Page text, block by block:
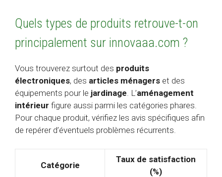
Quels types de produits retrouve-t-on
principalement sur innovaaa.com ?
Vous trouverez surtout des produits
électroniques, des articles ménagers et des
équipements pour le jardinage . L’aménagement
intérieur figure aussi parmi les catégories phares.
Pour chaque produit, vérifiez les avis spécifiques afin
de repérer d’éventuels problèmes récurrents.
Catégorie
Taux de satisfaction
(%)